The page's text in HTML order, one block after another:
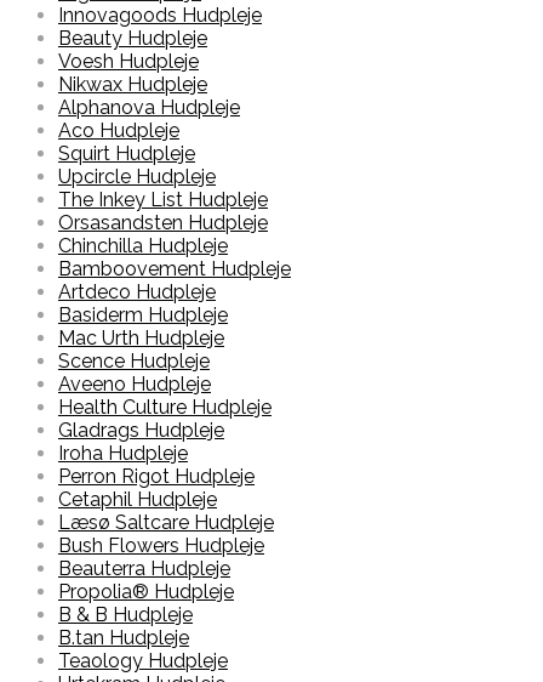
Innovagoods Hudpleje
Beauty Hudpleje
Voesh Hudpleje
Nikwax Hudpleje
Alphanova Hudpleje
Aco Hudpleje
Squirt Hudpleje
Upcircle Hudpleje
The Inkey List Hudpleje
Orsasandsten Hudpleje
Chinchilla Hudpleje
Bamboovement Hudpleje
Artdeco Hudpleje
Basiderm Hudpleje
Mac Urth Hudpleje
Scence Hudpleje
Aveeno Hudpleje
Health Culture Hudpleje
Gladrags Hudpleje
Iroha Hudpleje
Perron Rigot Hudpleje
Cetaphil Hudpleje
Læsø Saltcare Hudpleje
Bush Flowers Hudpleje
Beauterra Hudpleje
Propolia® Hudpleje
B & B Hudpleje
B.tan Hudpleje
Teaology Hudpleje